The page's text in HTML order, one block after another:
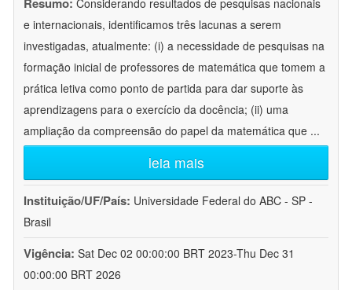
Considerando resultados de pesquisas nacionais
e internacionais, identificamos três lacunas a serem
investigadas, atualmente: (i) a necessidade de pesquisas na
formação inicial de professores de matemática que tomem a
prática letiva como ponto de partida para dar suporte às
aprendizagens para o exercício da docência; (ii) uma
ampliação da compreensão do papel da matemática que ...
leia mais
Instituição/UF/País: Universidade Federal do ABC - SP -
Brasil
Vigência: Sat Dec 02 00:00:00 BRT 2023-Thu Dec 31
00:00:00 BRT 2026